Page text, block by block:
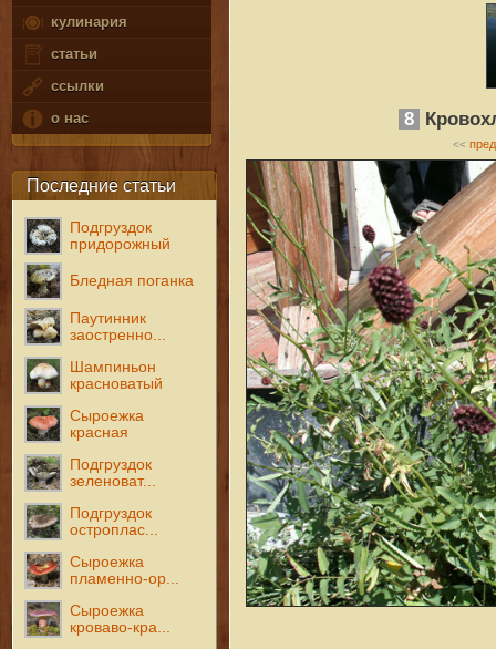
кулинария
статьи
ссылки
о нас
Последние статьи
Подгруздок
придорожный
Бледная поганка
Паутинник
заостренно...
Шампиньон
красноватый
Сыроежка
красная
Подгруздок
зеленоват...
Подгруздок
остроплас...
Сыроежка
пламенно-ор...
Сыроежка
кроваво-кра...
8
<<